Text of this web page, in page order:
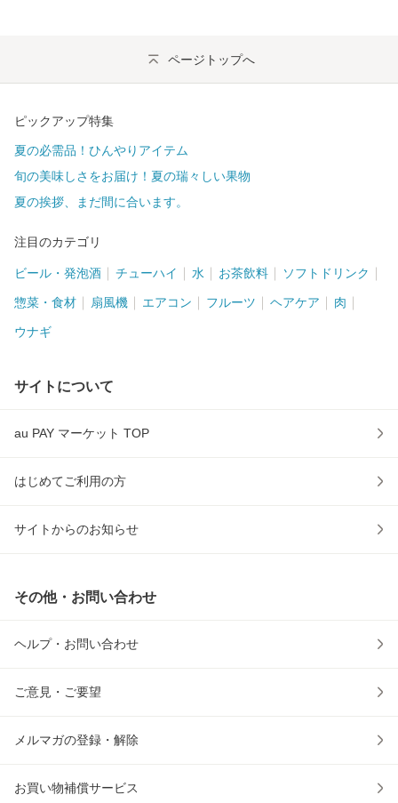
ページトップへ
ピックアップ特集
夏の必需品！ひんやりアイテム
旬の美味しさをお届け！夏の瑞々しい果物
夏の挨拶、まだ間に合います。
注目のカテゴリ
ビール・発泡酒 チューハイ 水 お茶飲料 ソフトドリンク
惣菜・食材 扇風機 エアコン フルーツ ヘアケア 肉
ウナギ
サイトについて
au PAY マーケット TOP
はじめてご利用の方
サイトからのお知らせ
その他・お問い合わせ
ヘルプ・お問い合わせ
ご意見・ご要望
メルマガの登録・解除
お買い物補償サービス